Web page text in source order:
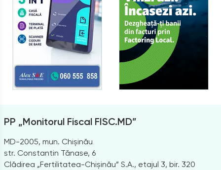
PP „Monitorul Fiscal FISC.MD”
MD-2005, mun. Chișinău
str. Constantin Tănase, 6
Clădirea „Fertilitatea-Chișinău” S.A., etajul 3, bir. 320